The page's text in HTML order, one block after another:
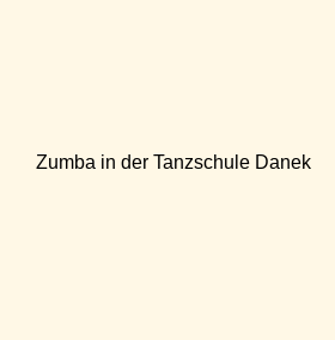
Zumba in der Tanzschule Danek